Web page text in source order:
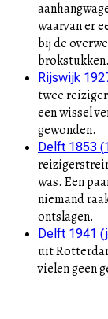
waarvan er
bij de
brokstukken.
Rijswijk
twee
een wissel
gewonden.
Delft 1853 (
was. Een
niemand
ontslagen.
Delft 1941
uit
vielen geen